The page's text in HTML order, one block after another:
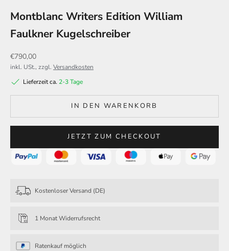
Montblanc Writers Edition William
Faulkner Kugelschreiber
Angebot
€790,00
inkl. USt., zzgl. Versandkosten
Lieferzeit ca. 2-3 Tage
IN DEN WARENKORB
JETZT ZUM CHECKOUT
Kostenloser Versand (DE)
1 Monat Widerrufsrecht
Ratenkauf möglich